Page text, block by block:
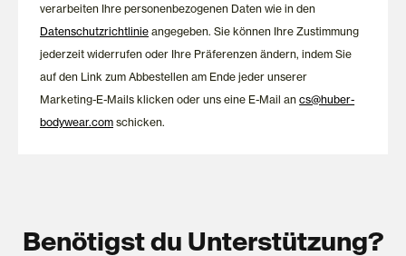
verarbeiten Ihre personenbezogenen Daten wie in den
Datenschutzrichtlinie angegeben. Sie können Ihre Zustimmung
jederzeit widerrufen oder Ihre Präferenzen ändern, indem Sie
auf den Link zum Abbestellen am Ende jeder unserer
Marketing-E-Mails klicken oder uns eine E-Mail ancs@huber-
bodywear.com schicken.
Benötigst du Unterstützung?